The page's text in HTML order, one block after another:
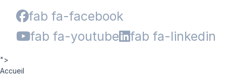
fab fa-facebook
fab fa-youtube
fab fa-linkedin
">
Accueil